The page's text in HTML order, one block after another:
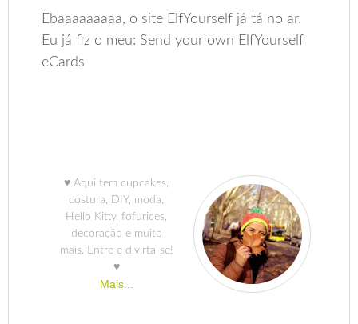
Ebaaaaaaaaa, o site ElfYourself já tá no ar.
Eu já fiz o meu: Send your own ElfYourself
eCards
♥ Aqui tem cupcakes,
costura, DIY, moda,
Hello Kitty, fofurices,
decoração e muito
mais. Entre e divirta-se!
♥
Mais...